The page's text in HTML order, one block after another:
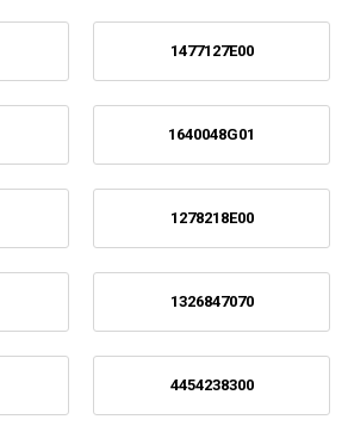
1477127E00
1640048G01
1278218E00
1326847070
4454238300